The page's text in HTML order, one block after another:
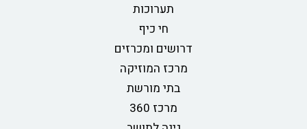
תערוכות
חי כיף
דרושים ומכרזים
מרכז המוזיקה
בתי מורשת
מרכז 360